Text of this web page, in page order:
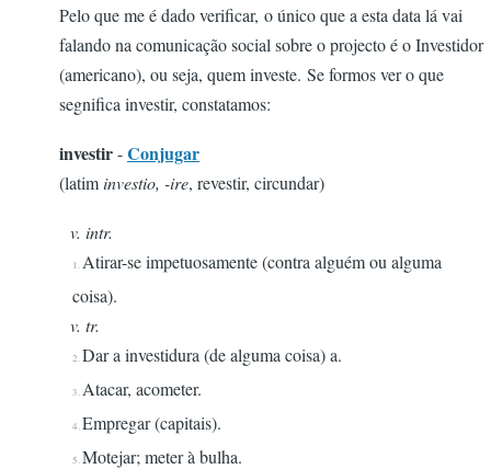
Pelo que me é dado verificar, o único que a esta data lá vai
falando na comunicação social sobre o projecto é o Investidor
(americano), ou seja, quem investe. Se formos ver o que
segnifica investir, constatamos:
investir-Conjugar
(latiminvestio, -ire, revestir, circundar)
v. intr.
1. Atirar-se impetuosamente (contra alguém ou alguma
coisa).
v. tr.
2.Dar a investidura (de alguma coisa) a.
3. Atacar, acometer.
4.Empregar (capitais).
5.Motejar; meter à bulha.